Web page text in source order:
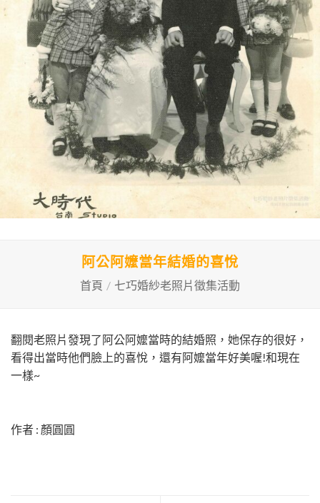
阿公阿嬤當年結婚的喜悅
首頁 / 七巧婚紗老照片徵集活動
翻閱老照片發現了阿公阿嬤當時的結婚照，她保存的很好，
看得出當時他們臉上的喜悅，還有阿嬤當年好美喔!和現在
一樣~
作者 : 顏圓圓